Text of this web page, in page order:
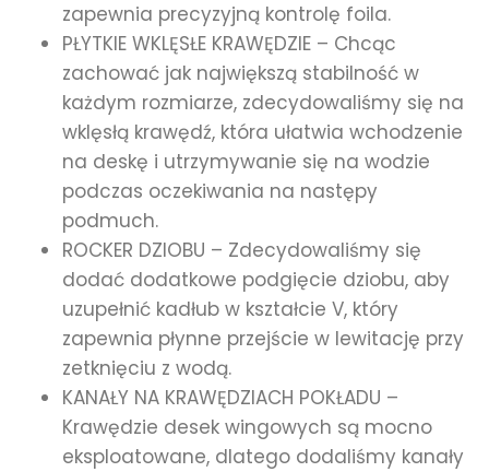
zapewnia precyzyjną kontrolę foila.
PŁYTKIE WKLĘSŁE KRAWĘDZIE – Chcąc
zachować jak największą stabilność w
każdym rozmiarze, zdecydowaliśmy się na
wklęsłą krawędź, która ułatwia wchodzenie
na deskę i utrzymywanie się na wodzie
podczas oczekiwania na następy
podmuch.
ROCKER DZIOBU – Zdecydowaliśmy się
dodać dodatkowe podgięcie dziobu, aby
uzupełnić kadłub w kształcie V, który
zapewnia płynne przejście w lewitację przy
zetknięciu z wodą.
KANAŁY NA KRAWĘDZIACH POKŁADU –
Krawędzie desek wingowych są mocno
eksploatowane, dlatego dodaliśmy kanały